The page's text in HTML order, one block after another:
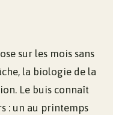
sur les mois sans
la biologie de la
Le buis connaît
: un au printemps